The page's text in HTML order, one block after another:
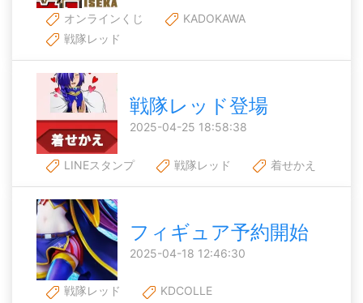
オンラインくじ
KADOKAWA
戦隊レッド
戦隊レッド登場
2025-04-25 18:58:38
LINEスタンプ 戦隊レッド 着せかえ
フィギュア予約開始
2025-04-18 12:46:30
戦隊レッド
KDCOLLE